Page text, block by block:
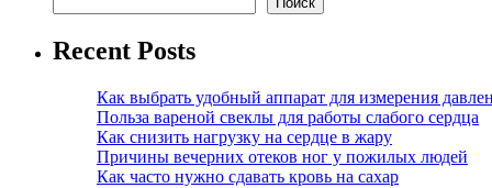
Recent Posts
Как выбрать удобный аппарат для измерения
Польза вареной свеклы для работы слабого сердца
Как снизить нагрузку на сердце в жару
Причины вечерних отеков ног у пожилых людей
Как часто нужно сдавать кровь на сахар